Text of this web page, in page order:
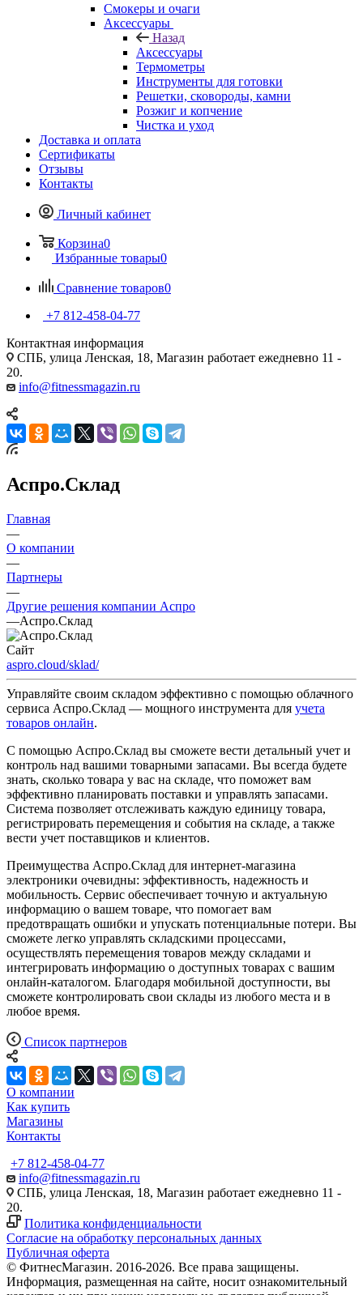
Смокеры и очаги
Аксессуары
Назад
Аксессуары
Термометры
Инструменты для готовки
Решетки, сковороды, камни
Розжиг и копчение
Чистка и уход
Доставка и оплата
Сертификаты
Отзывы
Контакты
Личный кабинет
Корзина0
Избранные товары0
Сравнение товаров0
+7 812-458-04-77
Контактная информация
СПБ, улица Ленская, 18, Магазин работает ежедневно 11 -
20.
info@fitnessmagazin.ru
Аспро.Склад
Главная
—
О компании
—
Партнеры
—
Другие решения компании Аспро
—Аспро.Склад
Сайт
aspro.cloud/sklad/
Управляйте своим складом эффективно с помощью облачного
сервиса Аспро.Склад — мощного инструмента для учета
товаров онлайн.
С помощью Аспро.Склад вы сможете вести детальный учет и
контроль над вашими товарными запасами. Вы всегда будете
знать, сколько товара у вас на складе, что поможет вам
эффективно планировать поставки и управлять запасами.
Система позволяет отслеживать каждую единицу товара,
регистрировать перемещения и события на складе, а также
вести учет поставщиков и клиентов.
Преимущества Аспро.Склад для интернет-магазина
электроники очевидны: эффективность, надежность и
мобильность. Сервис обеспечивает точную и актуальную
информацию о вашем товаре, что помогает вам
предотвращать ошибки и упускать потенциальные потери. Вы
сможете легко управлять складскими процессами,
осуществлять перемещения товаров между складами и
интегрировать информацию о доступных товарах с вашим
онлайн-каталогом. Благодаря мобильной доступности, вы
сможете контролировать свои склады из любого места и в
любое время.
Список партнеров
О компании
Как купить
Магазины
Контакты
+7 812-458-04-77
info@fitnessmagazin.ru
СПБ, улица Ленская, 18, Магазин работает ежедневно 11 -
20.
Политика конфиденциальности
Согласие на обработку персональных данных
Публичная оферта
© ФитнесМагазин. 2016-2026. Все права защищены.
Информация, размещенная на сайте, носит ознакомительный